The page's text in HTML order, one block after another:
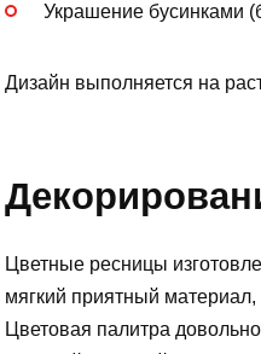
Украшение бусинками
Дизайн выполняется на
Цветные ресницы
мягкий приятный
Цветовая палитра